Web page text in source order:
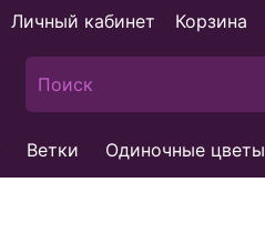
Личный кабинет Корзина
Ветки Одиночные цветы